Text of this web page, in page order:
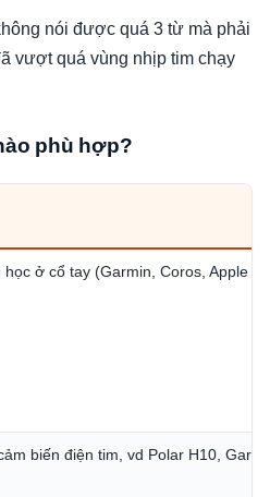
nói được quá 3 từ mà phải
vượt quá vùng nhịp tim chạy
phù hợp?
ở cổ tay (Garmin, Coros, Apple
biến điện tim, vd Polar H10,